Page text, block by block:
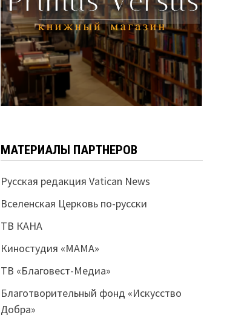
МАТЕРИАЛЫ ПАРТНЕРОВ
Русская редакция Vatican News
Вселенская Церковь по-русски
ТВ КАНА
Киностудия «МАМА»
ТВ «Благовест-Медиа»
Благотворительный фонд «Искусство
Добра»